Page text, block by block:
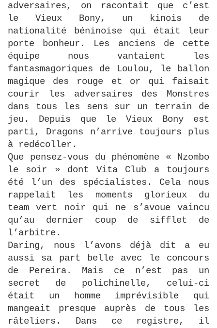
adversaires, on racontait que c’est
le Vieux Bony, un kinois de
nationalité béninoise qui était leur
porte bonheur. Les anciens de cette
équipe nous vantaient les
fantasmagoriques de Loulou, le ballon
magique des rouge et or qui faisait
courir les adversaires des Monstres
dans tous les sens sur un terrain de
jeu. Depuis que le Vieux Bony est
parti, Dragons n’arrive toujours plus
à redécoller.
Que pensez-vous du phénomène « Nzombo
le soir » dont Vita Club a toujours
été l’un des spécialistes. Cela nous
rappelait les moments glorieux du
team vert noir qui ne s’avoue vaincu
qu’au dernier coup de sifflet de
l’arbitre.
Daring, nous l’avons déjà dit a eu
aussi sa part belle avec le concours
de Pereira. Mais ce n’est pas un
secret de polichinelle, celui-ci
était un homme imprévisible qui
mangeait presque auprès de tous les
râteliers. Dans ce registre, il